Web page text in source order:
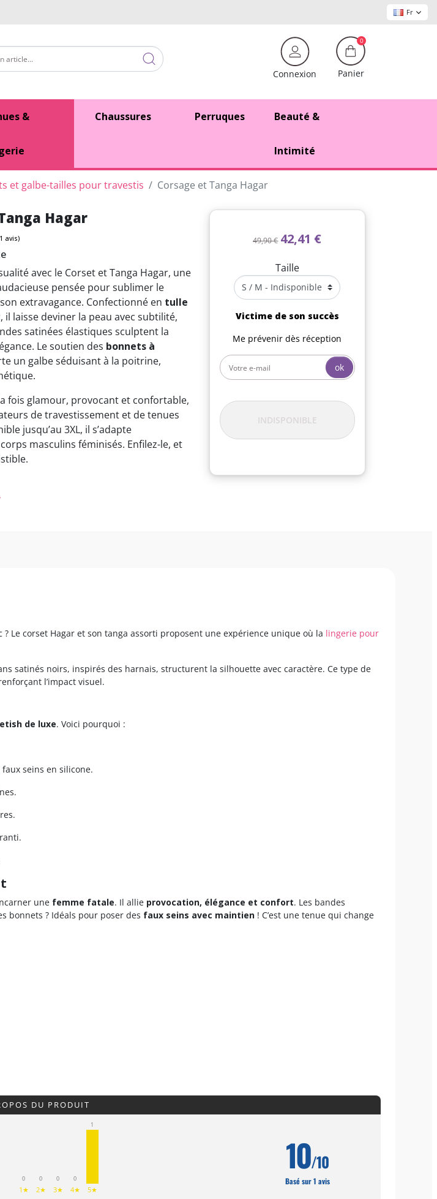
Fr
Connexion
0
Panier
& Chaussures Perruques Beauté &
Intimité
et galbe-tailles pour travestis Corsage et Tanga Hagar
Hagar
avec le Corset et Tanga Hagar, une
pensée pour sublimer le
extravagance. Confectionné en tulle
, il laisse deviner la peau avec subtilité,
satinées élastiques sculptent la
Le soutien des bonnets à
un galbe séduisant à la poitrine,
fois glamour, provocant et confortable,
de travestissement et de tenues
jusqu’au 3XL, il s’adapte
masculins féminisés. Enfilez-le, et
49,90 € 42,41 €
Taille
Victime de son succès
Me prévenir dès réception
ok
INDISPONIBLE
Le corset Hagar et son tanga assorti proposent une expérience unique où la lingerie pour
satinés noirs, inspirés des harnais, structurent la silhouette avec caractère. Ce type de
l’impact visuel.
de luxe. Voici pourquoi :
seins en silicone.
une femme fatale. Il allie provocation, élégance et confort. Les bandes
bonnets ? Idéals pour poser des faux seins avec maintien ! C’est une tenue qui change
DU PRODUIT
0
1★
0
2★
0
3★
0
4★
1
5★
10/10
Basé sur 1 avis